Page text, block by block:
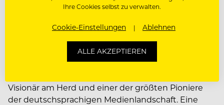
Ein Leben wie ein Film –
Johann Lafer im Interview
Visionär am Herd und einer der größten Pioniere
der deutschsprachigen Medienlandschaft. Eine
Ihre Cookies selbst zu verwalten.
Cookie-Einstellungen Ablehnen
ALLE AKZEPTIEREN